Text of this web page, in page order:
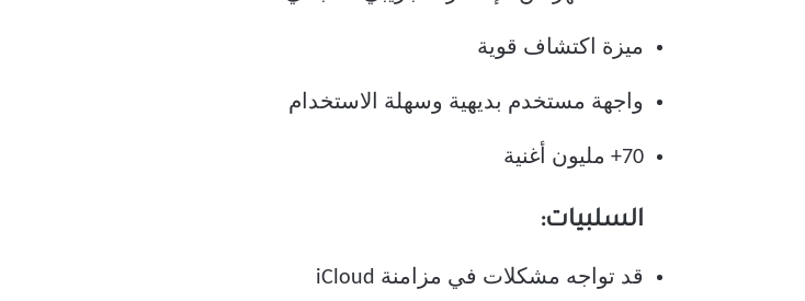
ميزة اكتشاف قوية
واجهة مستخدم بديهية وسهلة الاستخدام
70+ مليون أغنية
السلبيات:
قد تواجه مشكلات في مزامنة iCloud